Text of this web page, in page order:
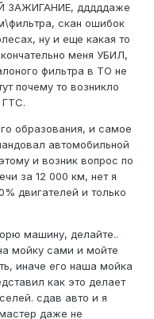
ЗАЖИГАНИЕ, дддддаже
скан ошибок
ну и еще какая то
меня УБИЛ,
фильтра в ТО не
почему то возникло
ГТС.
образования, и самое
автомобильной
и возник вопрос по
за 12 000 км, нет я
двигателей и только
машину, делайте..
мойку сами и мойте
иначе его наша мойка
как это делает
сдав авто и я
даже не